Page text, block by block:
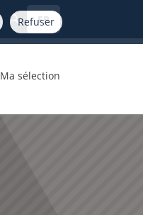
Refuser
FR
Ma sélection